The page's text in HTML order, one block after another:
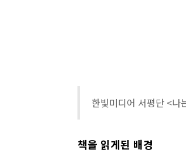
한빛미디어 서평단 <나
책을 읽게된 배경